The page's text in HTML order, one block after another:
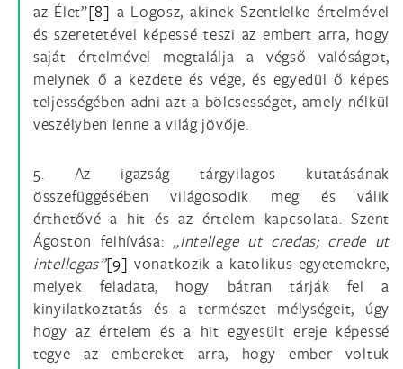
az Élet”[8] a Logosz, akinek Szentlelke értelmével
és szeretetével képessé teszi az embert arra, hogy
saját értelmével megtalálja a végső valóságot,
melynek ő a kezdete és vége, és egyedül ő képes
teljességében adni azt a bölcsességet, amely nélkül
veszélyben lenne a világ jövője.
5. Az igazság tárgyilagos kutatásának
összefüggésében világosodik meg és válik
érthetővé a hit és az értelem kapcsolata. Szent
Ágoston felhívása: „Intellege ut credas; crede ut
intellegas”[9] vonatkozik a katolikus egyetemekre,
melyek feladata, hogy bátran tárják fel a
kinyilatkoztatás és a természet mélységeit, úgy
hogy az értelem és a hit egyesült ereje képessé
tegye az embereket arra, hogy ember voltuk